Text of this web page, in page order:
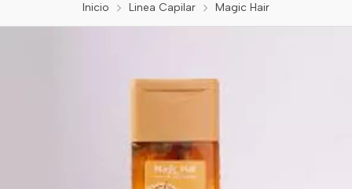
Inicio Linea Capilar Magic Hair